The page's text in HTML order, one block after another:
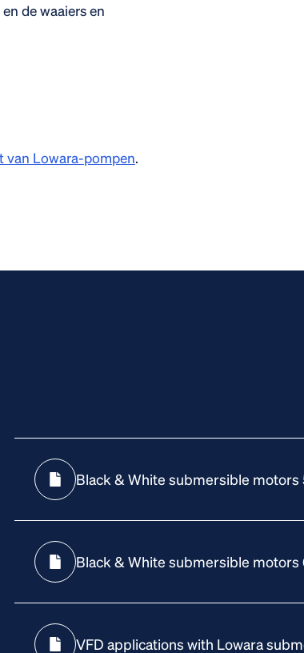
de waaiers en
van Lowara-pompen.
Black & White submersible motors
Black & White submersible motors
VFD applications with Lowara